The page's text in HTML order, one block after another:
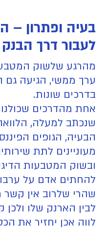
בעיה ופתרון –
לעבור דרך הבנק
מהרגע שלשוק
ערך ממשי, הגיעה גם
בדרכים שונות.
אחת מהדרכים שכולנו
שנכתב למעלה,
הבעיה, הגופים
מעוניינים לתת
ובשוק המטבעות
להחתים אדם על
שהרי שלרוב אין
לבין הארנק שלו
לווה אכן יחזיר את